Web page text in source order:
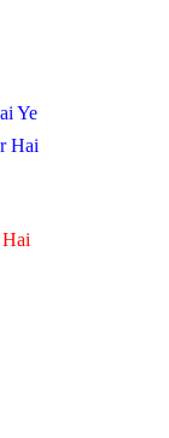
Ye
Hai